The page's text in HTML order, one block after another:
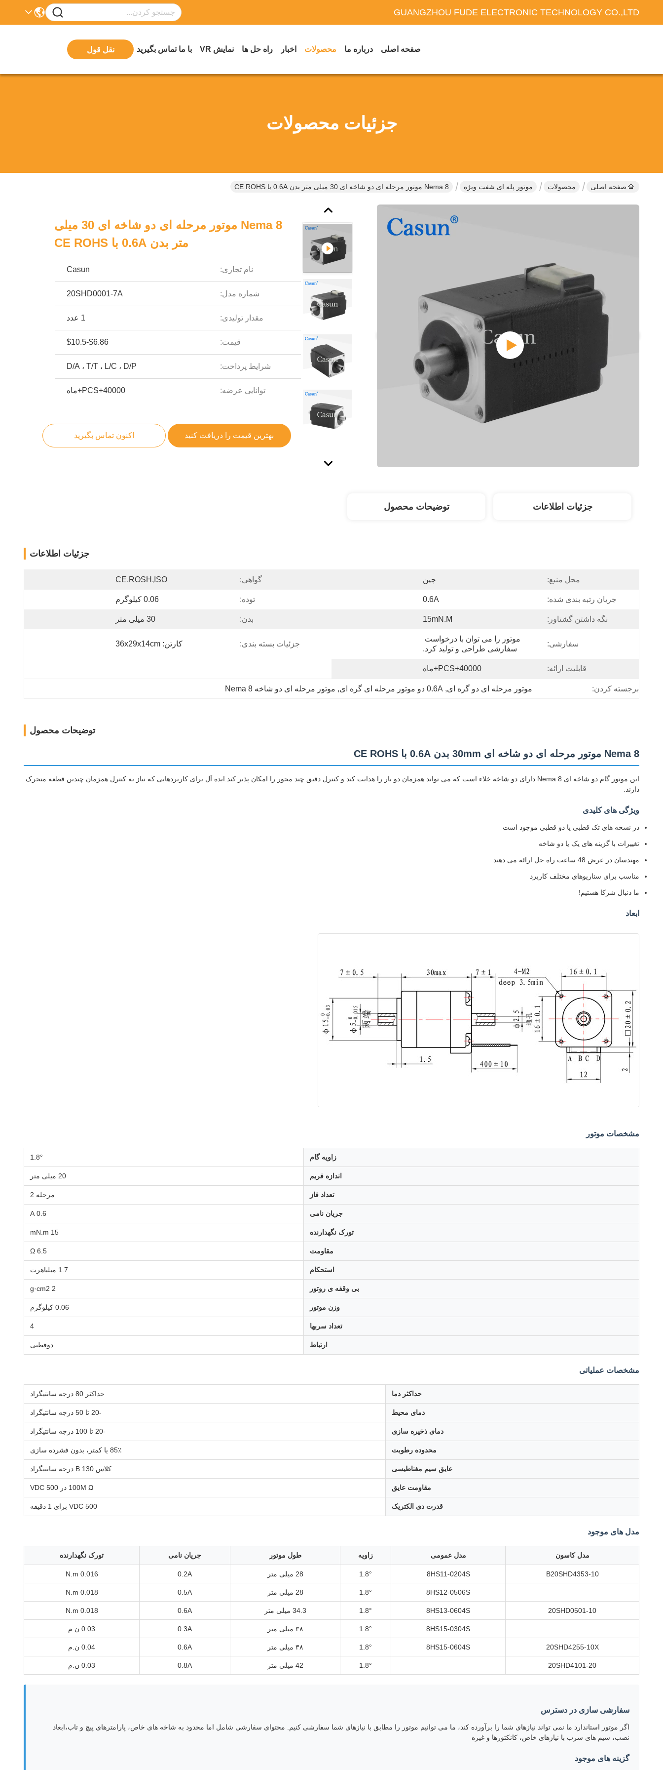
GUANGZHOU FUDE ELECTRONIC TECHNOLOGY CO.,LTD
صفحه اصلی درباره ما محصولات اخبار راه حل ها نمایش VR با ما تماس بگیرید نقل قول
جزئیات محصولات
صفحه اصلی محصولات موتور پله ای شفت ویژه Nema 8 موتور مرحله ای دو شاخه ای 30 میلی متر بدن 0.6A با CE ROHS
Nema 8 موتور مرحله ای دو شاخه ای 30 میلی
متر بدن 0.6A با CE ROHS
نام تجاری: Casun
شماره مدل: 20SHD0001-7A
مقدار تولیدی: 1 عدد
قیمت: $6.86-$10.5
شرایط پرداخت: D/A ، T/T ، L/C ، D/P
توانایی عرضه: 40000+PCS+ماه
بهترین قیمت را دریافت کنید اکنون تماس بگیرید
جزئیات اطلاعات توضیحات محصول
جزئیات اطلاعات
محل منبع: چین گواهی: CE,ROSH,ISO
جریان رتبه بندی شده: 0.6A توده: 0.06 کیلوگرم
نگه داشتن گشتاور: 15mN.m بدن: 30 میلی متر
سفارشی:
سفارشی طراحی و تولید کرد.
جزئیات بسته بندی: کارتن: 36x29x14cm
قابلیت ارائه: 40000+PCS+ماه
برجسته کردن: موتور مرحله ای دو گره ای, 0.6A دو موتور مرحله ای گره ای , موتور مرحله ای دو شاخه Nema 8
توضیحات محصول
Nema 8 موتور مرحله ای دو شاخه ای 30mm بدن 0.6A با CE ROHS
این موتور گام دو شاخه ای Nema 8 دارای دو شاخه خلاء است که می تواند همزمان دو بار را هدایت کند و کنترل دقیق چند محور را امکان پذیر کند.ایده آل برای کاربردهایی که نیاز به کنترل همزمان چندین قطعه متحرک
دارند.
ویژگی های کلیدی
در نسخه های تک قطبی یا دو قطبی موجود است
تغییرات با گزینه های یک یا دو شاخه
مهندسان در عرض 48 ساعت راه حل ارائه می دهند
مناسب برای سناریوهای مختلف کاربرد
ما دنبال شرکا هستیم!
ابعاد
مشخصات موتور
زاویه گام 1.8°
اندازه فریم 20 میلی متر
تعداد فاز مرحله 2
جریان نامی 0.6 A
تورک نگهدارنده 15 mN.m
مقاومت 6.5 Ω
استحکام 1.7 میلیاهرت
بی وقفه ی روتور 2 g·cm2
وزن موتور 0.06 کیلوگرم
تعداد سربها 4
ارتباط دوقطبی
مشخصات عملیاتی
حداکثر دما حداکثر 80 درجه سانتیگراد
دمای محیط -20 تا 50 درجه سانتیگراد
دمای ذخیره سازی -20 تا 100 درجه سانتیگراد
محدوده رطوبت 85٪ یا کمتر، بدون فشرده سازی
عایق سیم مغناطیسی کلاس B 130 درجه سانتیگراد
مقاومت عایق 100M Ω در 500 VDC
قدرت دی الکتریک 500 VDC برای 1 دقیقه
مدل های موجود
مدل کاسون مدل عمومی زاویه طول موتور جریان نامی تورک نگهدارنده
B20SHD4353-10
8HS11-0204S
1.8° 28 میلی متر 0.2A
0.016 N.m
8HS12-0506S
1.8° 28 میلی متر 0.5A
0.018 N.m
20SHD0501-10
8HS13-0604S
1.8° 34.3 میلی متر 0.6A
0.018 N.m
8HS15-0304S
1.8° ۳۸ میلی متر 0.3A 0.03 ن.م
20SHD4255-10X
8HS15-0604S
1.8° ۳۸ میلی متر 0.6A 0.04 ن.م
20SHD4101-20
1.8° 42 میلی متر 0.8A 0.03 ن.م
سفارشی سازی در دسترس
اگر موتور استاندارد ما نمی تواند نیازهای شما را برآورده کند، ما می توانیم موتور را مطابق با نیازهای شما سفارشی کنیم. محتوای سفارشی شامل اما محدود به شاخه های خاص، پارامترهای پیچ و تاب،ابعاد
نصب، سیم های سرب با نیازهای خاص، کانکتورها و غیره
گزینه های موجود